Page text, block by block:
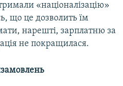
«націоналізацію»
що це дозволить їм
нарешті, зарплатню за
не покращилася.